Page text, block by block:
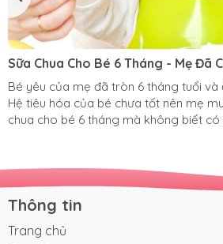
Sữa Chua Cho Bé 6 Tháng - Mẹ Đã
Bé Chưa?
Bé yêu của mẹ đã tròn 6 tháng tuổi
Hệ tiêu hóa của bé chưa tốt nên mẹ
chua cho bé 6 tháng mà không biết có
chua? Mặc dù có rất nhiều bác sĩ đưa
cho bé ăn sữa chua khi bé được 9 - 10
rất...
Thông tin
Trang chủ